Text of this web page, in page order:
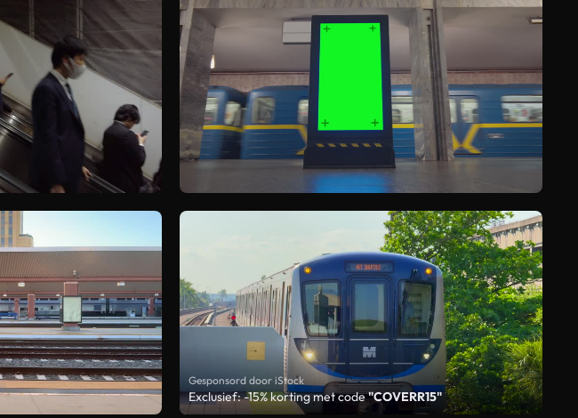
Gesponsord door iStock
Exclusief: -15% korting met code"COVERR15"